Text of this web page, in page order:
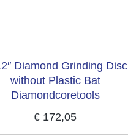
Diamond Grinding Disc
without Plastic Bat
Diamondcoretools
€ 172,05